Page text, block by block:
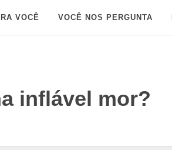
VOCÊ VOCÊ NOS PERGUNTA
inflável mor?